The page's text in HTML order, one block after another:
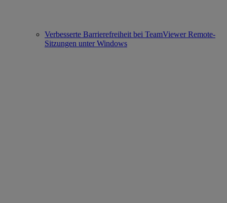
Verbesserte Barrierefreiheit bei TeamViewer Remote-
Sitzungen unter Windows